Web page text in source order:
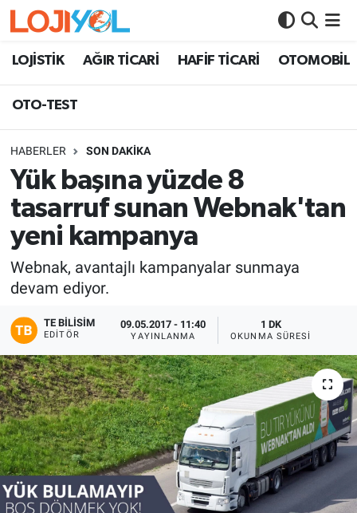
LOJİSTİK AĞIR TİCARİ HAFİF TİCARİ OTOMOBİL
OTO-TEST
HABERLER SON DAKİKA
Yük başına yüzde 8
tasarruf sunan Webnak'tan
yeni kampanya
Webnak, avantajlı kampanyalar sunmaya
devam ediyor.
TE BILISIM
EDITÖR
09.05.2017 - 11:40
YAYINLANMA
1 DK
OKUNMA SÜRESI
OTO-TEST